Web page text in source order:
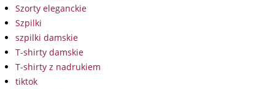
Szorty eleganckie
Szpilki
szpilki damskie
T-shirty damskie
T-shirty z nadrukiem
tiktok